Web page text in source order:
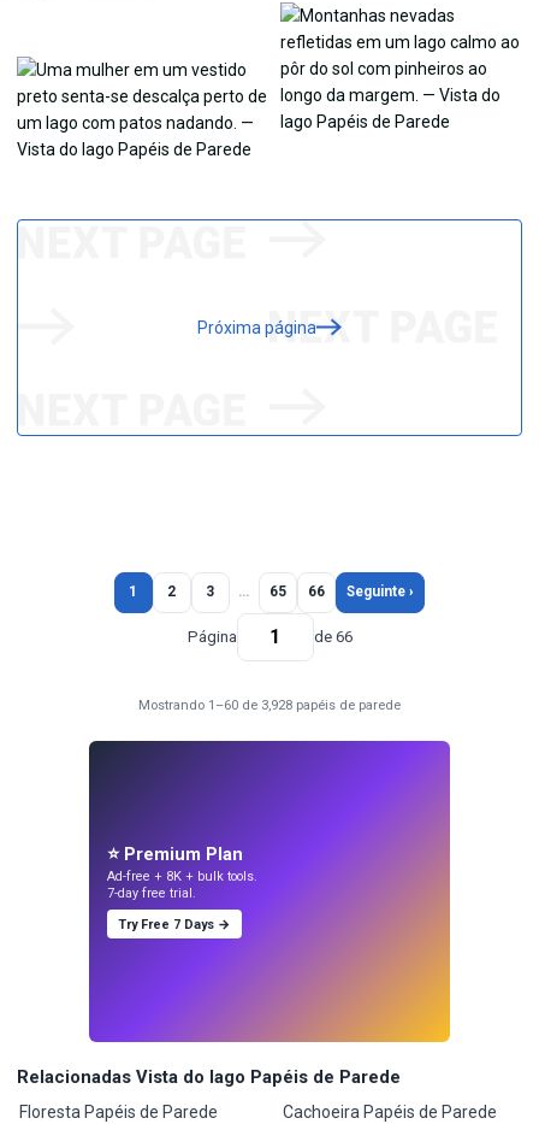
Próxima página
1 2 3 … 65 66 Seguinte ›
Página de 66
Mostrando 1–60 de 3,928 papéis de parede
⭐ Premium Plan
Ad-free + 8K + bulk tools.
7-day free trial.
Try Free 7 Days →
Relacionadas Vista do lago Papéis de Parede
Floresta Papéis de Parede
Cachoeira Papéis de Parede